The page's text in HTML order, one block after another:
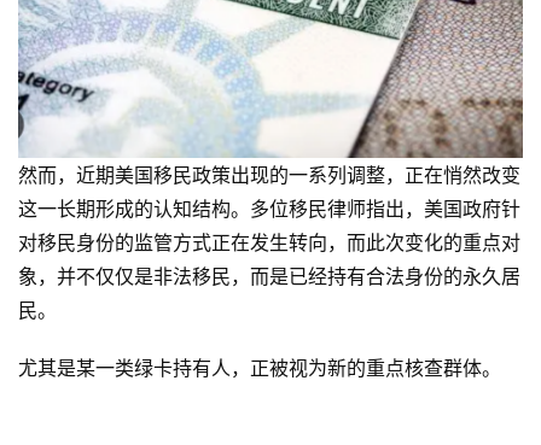
然而，近期美国移民政策出现的一系列调整，正在悄然改变
这一长期形成的认知结构。多位移民律师指出，美国政府针
对移民身份的监管方式正在发生转向，而此次变化的重点对
象，并不仅仅是非法移民，而是已经持有合法身份的永久居
民。
尤其是某一类绿卡持有人，正被视为新的重点核查群体。